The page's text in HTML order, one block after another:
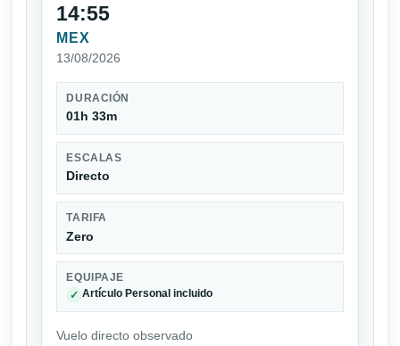
14:55
MEX
13/08/2026
DURACIÓN
01h 33m
ESCALAS
Directo
TARIFA
Zero
EQUIPAJE
✓ Artículo Personal incluido
Vuelo directo observado